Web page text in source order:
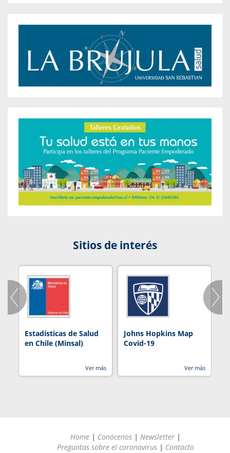
Sitios de interés
Estadísticas de Salud
en Chile (Minsal)
Ver más
Johns Hopkins Map
Covid-19
Ver más
Home | Conócenos | Newsletter |
Preguntas sobre el coronavirus | Contacto